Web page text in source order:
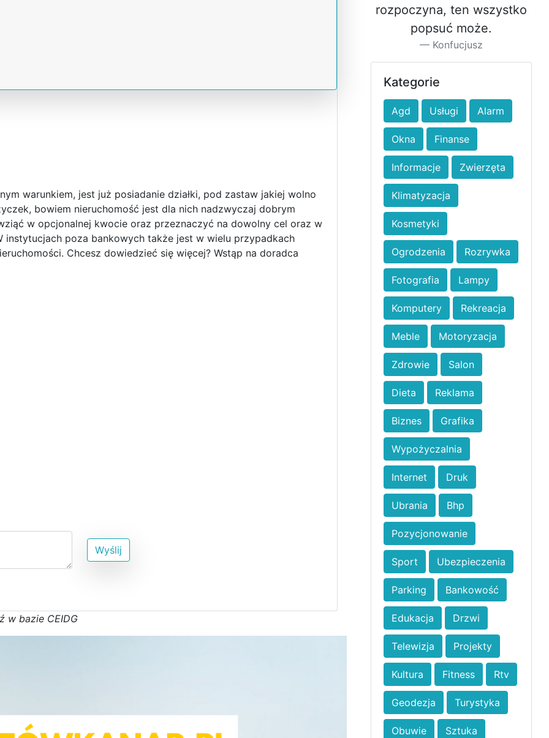
warunkiem, jest już posiadanie działki, pod zastaw jakiej wolno
bowiem nieruchomość jest dla nich nadzwyczaj dobrym
w opcjonalnej kwocie oraz przeznaczyć na dowolny cel oraz w
instytucjach poza bankowych także jest w wielu przypadkach
Chcesz dowiedzieć się więcej? Wstąp na doradca
Wyślij
ź w bazie CEIDG
rozpoczyna, ten wszystko
popsuć może.
Konfucjusz
Kategorie
Agd Usługi Alarm
Okna Finanse
Informacje Zwierzęta
Klimatyzacja
Kosmetyki
Ogrodzenia Rozrywka
Fotografia Lampy
Komputery Rekreacja
Meble Motoryzacja
Zdrowie Salon
Dieta Reklama
Biznes Grafika
Wypożyczalnia
Internet Druk
Ubrania Bhp
Pozycjonowanie
Sport Ubezpieczenia
Parking Bankowość
Edukacja Drzwi
Telewizja Projekty
Kultura Fitness Rtv
Geodezja Turystyka
Obuwie Sztuka